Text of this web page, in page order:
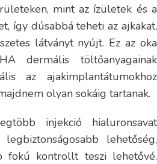
mint az ízületek és a
így dúsabbá teheti az ajkakat,
látványt nyújt. Ez az oka
dermális töltőanyagainak
az ajakimplantátumokhoz
olyan sokáig tartanak.
injekció hialuronsavat
lehetőség,
fokú kontrollt teszi lehetővé.